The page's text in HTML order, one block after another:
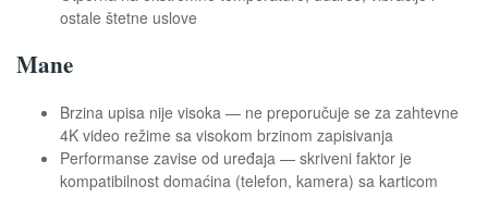
ostale štetne uslove
Mane
Brzina upisa nije visoka — ne preporučuje se za zahtevne
4K video režime sa visokom brzinom zapisivanja
Performanse zavise od uređaja — skriveni faktor je
kompatibilnost domaćina (telefon, kamera) sa karticom